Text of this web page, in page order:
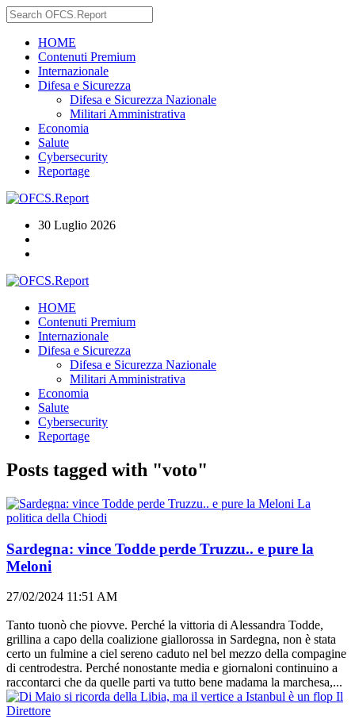
HOME
Contenuti Premium
Internazionale
Difesa e Sicurezza
Difesa e Sicurezza Nazionale
Militari Amministrativa
Economia
Salute
Cybersecurity
Reportage
30 Luglio 2026
HOME
Contenuti Premium
Internazionale
Difesa e Sicurezza
Difesa e Sicurezza Nazionale
Militari Amministrativa
Economia
Salute
Cybersecurity
Reportage
Posts tagged with "voto"
La
politica della Chiodi
Sardegna: vince Todde perde Truzzu.. e pure la
Meloni
27/02/2024 11:51 AM
Tanto tuonò che piovve. Perché la vittoria di Alessandra Todde,
grillina a capo della coalizione giallorossa in Sardegna, non è stata
certo un fulmine a ciel sereno caduto nel bel mezzo della compagine
di centrodestra. Perché nonostante media e giornaloni continuino a
raccontarci che da quelle parti va tutto bene madama la marchesa,...
Il
Direttore